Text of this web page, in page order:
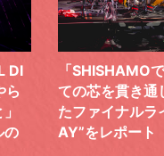
DI
ら
の
「SHISHAMO
ての芯を貫き通
たファイナルラ
AY”をレポート